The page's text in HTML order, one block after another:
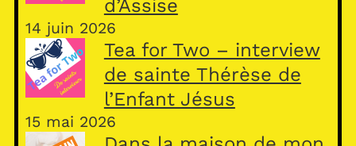
d’Assise
14 juin 2026
Tea for Two – interview
de sainte Thérèse de
l’Enfant Jésus
15 mai 2026